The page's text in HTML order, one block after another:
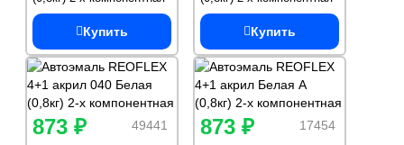
Купить Купить
49441
873 ₽ 17454
873 ₽